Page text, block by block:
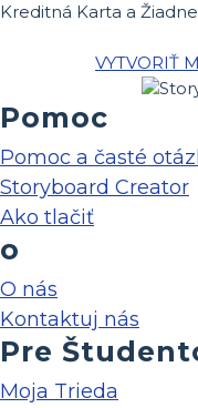
Kreditná Karta a
VYTVORIŤ
Pomoc
Pomoc a časté
Storyboard Creator
Ako tlačiť
o
O nás
Kontaktuj nás
Pre
Moja Trieda